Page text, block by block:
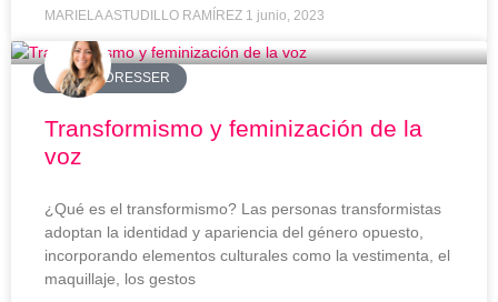
MARIELA ASTUDILLO RAMÍREZ 1 junio, 2023
#CROSSDRESSER
Transformismo y feminización de la
voz
¿Qué es el transformismo? Las personas transformistas
adoptan la identidad y apariencia del género opuesto,
incorporando elementos culturales como la vestimenta, el
maquillaje, los gestos